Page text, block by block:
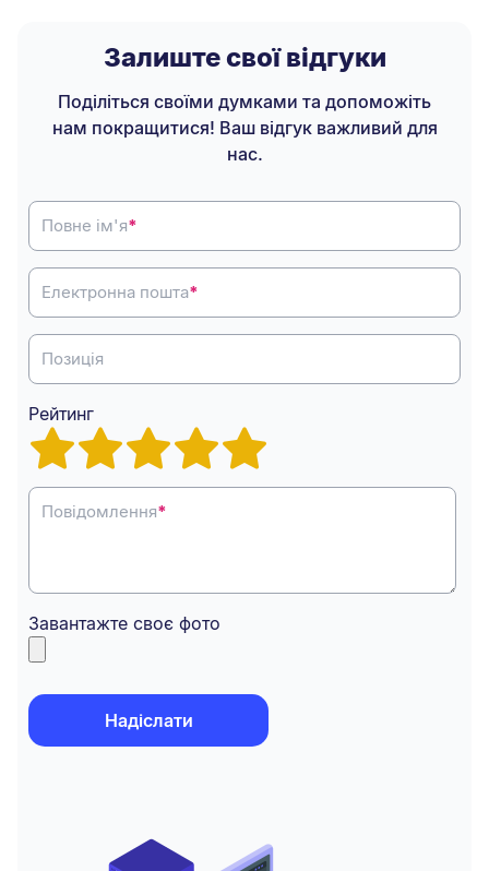
Залиште свої відгуки
Поділіться своїми думками та допоможіть
нам покращитися! Ваш відгук важливий для
нас.
Повне ім'я*
Електронна пошта*
Позиція
Рейтинг
Повідомлення*
Завантажте своє фото
Надіслати